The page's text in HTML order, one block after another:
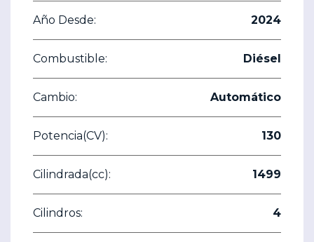
Año Desde: 2024
Combustible: Diésel
Cambio: Automático
Potencia(CV): 130
Cilindrada(cc): 1499
Cilindros: 4